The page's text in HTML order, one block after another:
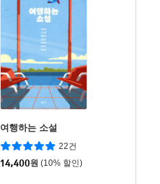
여행하는 소설
22건
14,400원 (10% 할인)